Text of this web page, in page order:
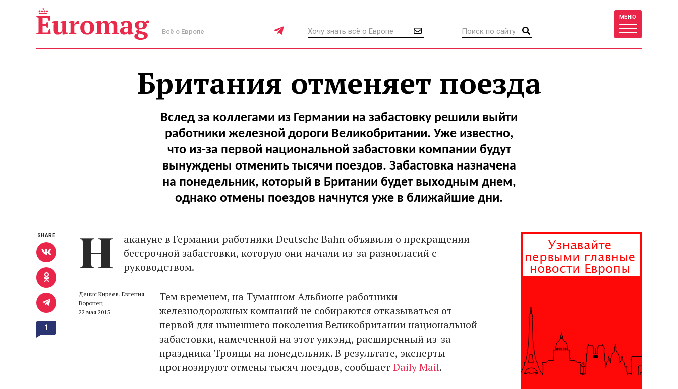
Всё о Европе
МЕНЮ
Британия отменяет поезда
Вслед за коллегами из Германии на забастовку решили выйти
работники железной дороги Великобритании. Уже известно,
что из-за первой национальной забастовки компании будут
вынуждены отменить тысячи поездов. Забастовка назначена
на понедельник, который в Британии будет выходным днем,
однако отмены поездов начнутся уже в ближайшие дни.
Н
акануне в Германии работники Deutsche Bahn объявили о прекращении
бессрочной забастовки, которую они начали из-за разногласий с
руководством.
Денис Киреев, Евгения
Воронец
22 мая 2015
Тем временем, на Туманном Альбионе работники
железнодорожных компаний не собираются отказываться от
первой для нынешнего поколения Великобритании национальной
забастовки, намеченной на этот уикэнд, расширенный из-за
праздника Троицы на понедельник. В результате, эксперты
прогнозируют отмены тысяч поездов, сообщает Daily Mail.
SHARE
1